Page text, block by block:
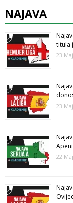
NAJAVA
titula
23
23
22